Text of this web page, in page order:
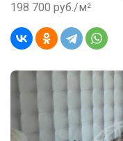
198 700 руб./м²